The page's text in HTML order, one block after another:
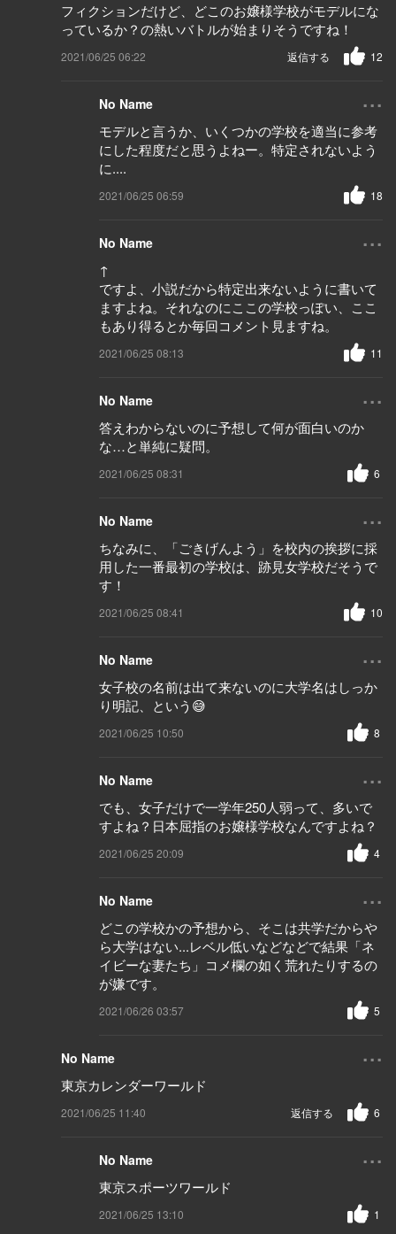
フィクションだけど、どこのお嬢様学校がモデルにな
っているか？の熱いバトルが始まりそうですね！
2021/06/25 06:22 12
返信する
No Name ...
モデルと言うか、いくつかの学校を適当に参考
にした程度だと思うよねー。特定されないよう
に....
2021/06/25 06:59 18
No Name ...
↑
ですよ、小説だから特定出来ないように書いて
ますよね。それなのにここの学校っぽい、ここ
もあり得るとか毎回コメント見ますね。
2021/06/25 08:13 11
No Name ...
答えわからないのに予想して何が面白いのか
な…と単純に疑問。
2021/06/25 08:31 6
No Name ...
ちなみに、「ごきげんよう」を校内の挨拶に採
用した一番最初の学校は、跡見女学校だそうで
す！
2021/06/25 08:41 10
No Name ...
女子校の名前は出て来ないのに大学名はしっか
り明記、という😅
2021/06/25 10:50 8
No Name ...
でも、女子だけで一学年250人弱って、多いで
すよね？日本屈指のお嬢様学校なんですよね？
2021/06/25 20:09 4
No Name ...
どこの学校かの予想から、そこは共学だからや
ら大学はない...レベル低いなどなどで結果「ネ
イビーな妻たち」コメ欄の如く荒れたりするの
が嫌です。
2021/06/26 03:57 5
No Name ...
東京カレンダーワールド
2021/06/25 11:40 6
返信する
No Name ...
東京スポーツワールド
2021/06/25 13:10 1